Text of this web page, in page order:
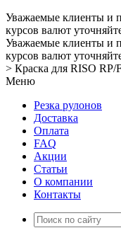
Уважаемые клиенты и
курсов валют
Уважаемые клиенты и
курсов валют
> Краска для RISO RP/
Меню
Резка рулонов
Доставка
Оплата
FAQ
Акции
Статьи
О компании
Контакты